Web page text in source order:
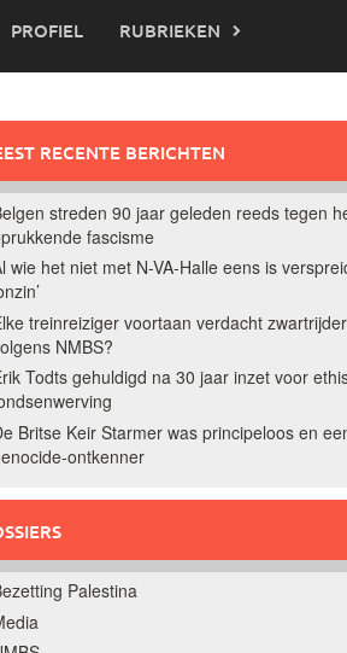
PROFIEL RUBRIEKEN
RECENTE BERICHTEN
streden 90 jaar geleden reeds tegen
fascisme
wie het niet met N-VA-Halle eens is
treinreiziger voortaan verdacht zwartrijder
NMBS?
Todts gehuldigd na 30 jaar inzet voor
Britse Keir Starmer was principeloos en
ontkenner
Palestina